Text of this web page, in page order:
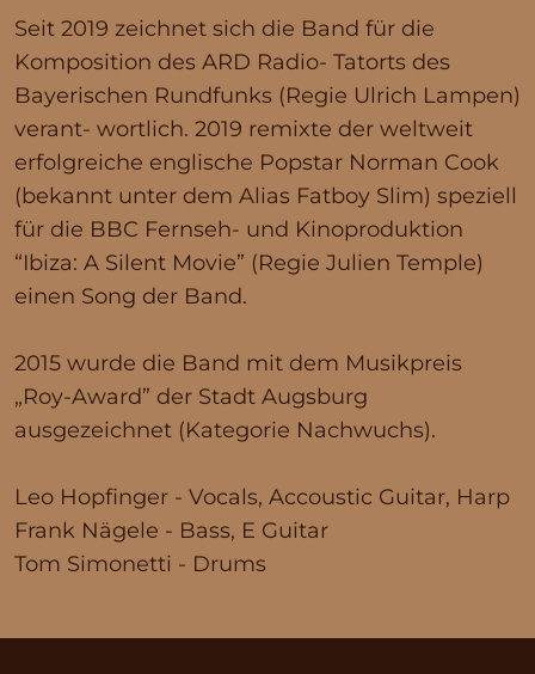
Seit 2019 zeichnet sich die Band für die
Komposition des ARD Radio- Tatorts des
Bayerischen Rundfunks (Regie Ulrich Lampen)
verant- wortlich. 2019 remixte der weltweit
erfolgreiche englische Popstar Norman Cook
(bekannt unter dem Alias Fatboy Slim) speziell
für die BBC Fernseh- und Kinoproduktion
“Ibiza: A Silent Movie” (Regie Julien Temple)
einen Song der Band.
2015 wurde die Band mit dem Musikpreis
„Roy-Award” der Stadt Augsburg
ausgezeichnet (Kategorie Nachwuchs).
Leo Hopfinger - Vocals, Accoustic Guitar, Harp
Frank Nägele - Bass, E Guitar
Tom Simonetti - Drums